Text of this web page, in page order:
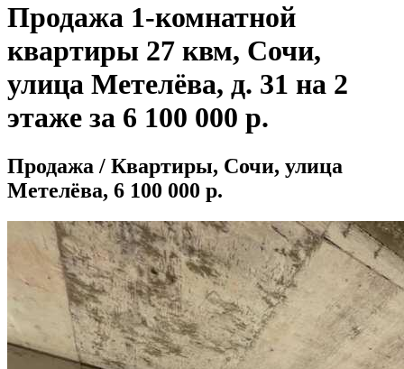
Продажа 1-комнатной
квартиры 27 квм, Сочи,
улица Метелёва, д. 31 на 2
этаже за 6 100 000 р.
Продажа / Квартиры, Сочи, улица
Метелёва, 6 100 000 р.